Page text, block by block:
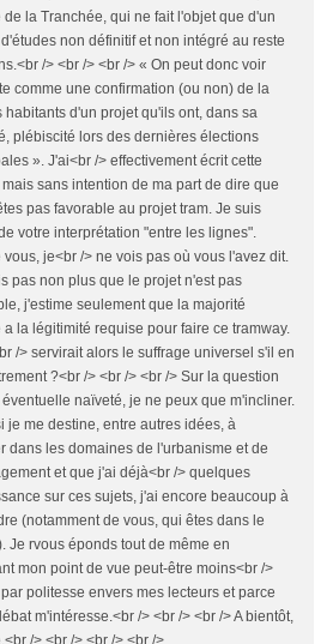
de la Tranchée, qui ne fait l'objet que d'un
non définitif et non intégré au reste
/> <br /> <br /> « On peut donc voir
comme une confirmation (ou non) de la
habitants d'un projet qu'ils ont, dans sa
plébiscité lors des dernières élections
». J'ai<br /> effectivement écrit cette
sans intention de ma part de dire que
pas favorable au projet tram. Je suis
votre interprétation "entre les lignes".
vous, je<br /> ne vois pas où vous l'avez dit.
pas non plus que le projet n'est pas
j'estime seulement que la majorité
a la légitimité requise pour faire ce tramway.
/> servirait alors le suffrage universel s'il en
?<br /> <br /> <br /> Sur la question
naïveté, je ne peux que m'incliner.
je me destine, entre autres idées, à
dans les domaines de l'urbanisme et de
et que j'ai déjà<br /> quelques
sur ces sujets, j'ai encore beaucoup à
(notamment de vous, qui êtes dans le
Je rvous éponds tout de même en
mon point de vue peut-être moins<br />
politesse envers mes lecteurs et parce
m'intéresse.<br /> <br /> <br /> A bientôt,
/> <br /> <br /> <br />